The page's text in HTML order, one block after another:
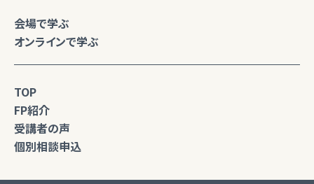
会場で学ぶ
オンラインで学ぶ
TOP
FP紹介
受講者の声
個別相談申込